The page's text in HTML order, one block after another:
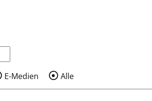
Jahr veröffentlicht wurden
E-Medien
Alle